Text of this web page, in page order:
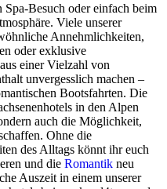
Spa-Besuch oder einfach beim
Viele unserer
Annehmlichkeiten,
oder exklusive
einer Vielzahl von
unvergesslich machen –
Bootsfahrten. Die
in den Alpen
auch die Möglichkeit,
Ohne die
des Alltags könnt ihr euch
und die Romantik neu
Auszeit in einem unserer